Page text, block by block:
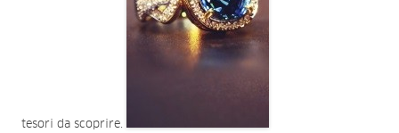
tesori da scoprire.